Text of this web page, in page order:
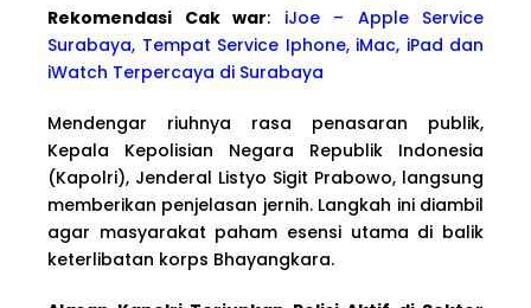
Rekomendasi Cak war: iJoe – Apple Service
Surabaya, Tempat Service Iphone, iMac, iPad dan
iWatch Terpercaya di Surabaya
Mendengar riuhnya rasa penasaran publik,
Kepala Kepolisian Negara Republik Indonesia
(Kapolri), Jenderal Listyo Sigit Prabowo, langsung
memberikan penjelasan jernih. Langkah ini diambil
agar masyarakat paham esensi utama di balik
keterlibatan korps Bhayangkara.